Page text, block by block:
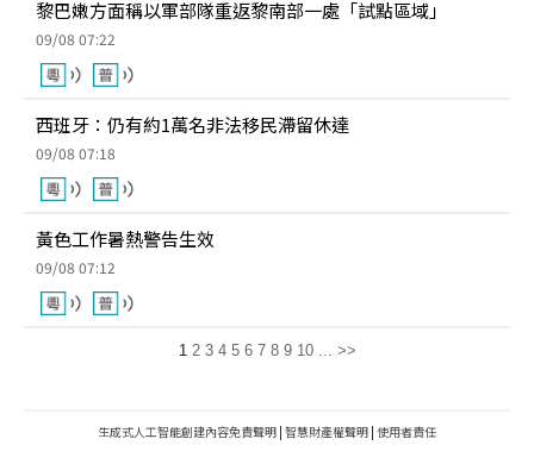
黎巴嫩方面稱以軍部隊重返黎南部一處「試點區域」
09/08 07:22
西班牙：仍有約1萬名非法移民滯留休達
09/08 07:18
黃色工作暑熱警告生效
09/08 07:12
1 2 3 4 5 6 7 8 9 10 ... >>
生成式人工智能創建內容免責聲明 | 智慧財產權聲明 | 使用者責任